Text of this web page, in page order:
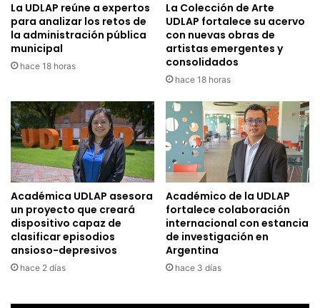
La UDLAP reúne a expertos
para analizar los retos de
la administración pública
municipal
hace 18 horas
La Colección de Arte
UDLAP fortalece su acervo
con nuevas obras de
artistas emergentes y
consolidados
hace 18 horas
Académica UDLAP asesora
un proyecto que creará
dispositivo capaz de
clasificar episodios
ansioso-depresivos
hace 2 días
Académico de la UDLAP
fortalece colaboración
internacional con estancia
de investigación en
Argentina
hace 3 días